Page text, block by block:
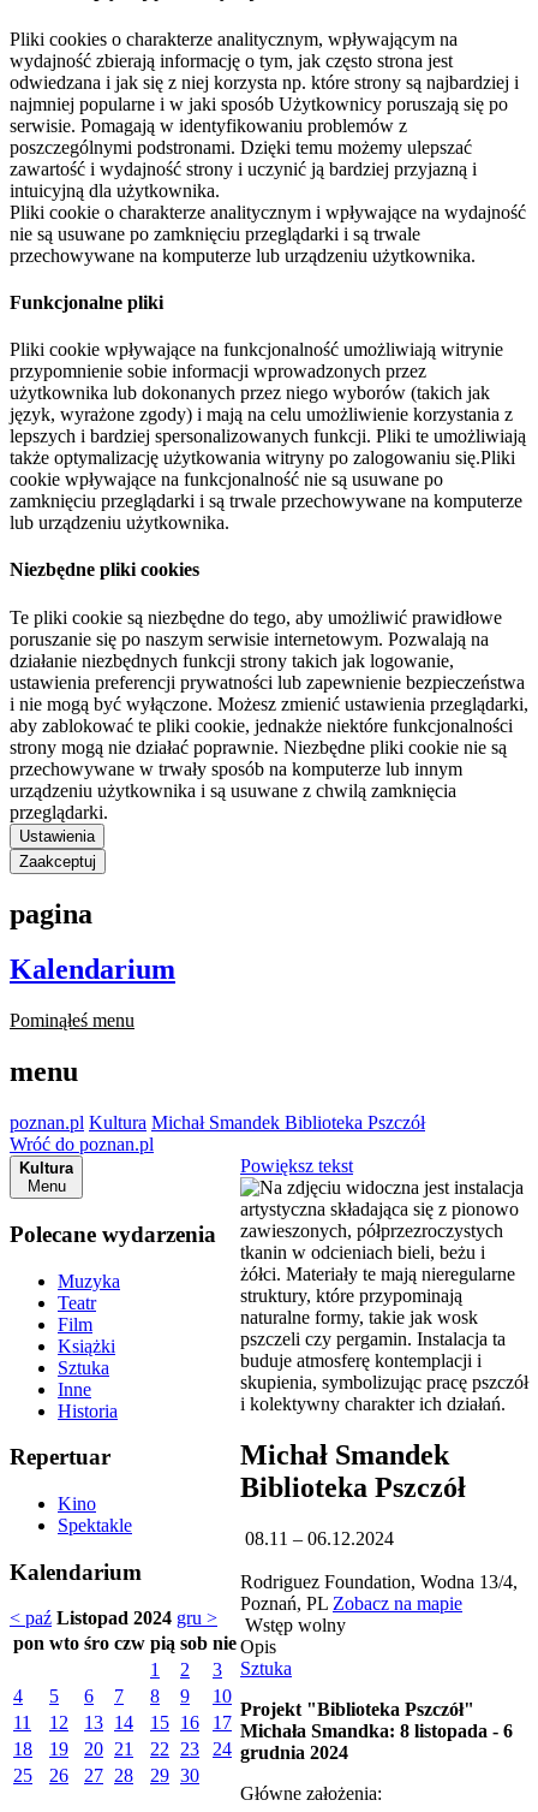
Pliki cookies o charakterze analitycznym, wpływającym na
wydajność zbierają informację o tym, jak często strona jest
odwiedzana i jak się z niej korzysta np. które strony są najbardziej i
najmniej popularne i w jaki sposób Użytkownicy poruszają się po
serwisie. Pomagają w identyfikowaniu problemów z
poszczególnymi podstronami. Dzięki temu możemy ulepszać
zawartość i wydajność strony i uczynić ją bardziej przyjazną i
intuicyjną dla użytkownika.
Pliki cookie o charakterze analitycznym i wpływające na wydajność
nie są usuwane po zamknięciu przeglądarki i są trwale
przechowywane na komputerze lub urządzeniu użytkownika.
Funkcjonalne pliki
Pliki cookie wpływające na funkcjonalność umożliwiają witrynie
przypomnienie sobie informacji wprowadzonych przez
użytkownika lub dokonanych przez niego wyborów (takich jak
język, wyrażone zgody) i mają na celu umożliwienie korzystania z
lepszych i bardziej spersonalizowanych funkcji. Pliki te umożliwiają
także optymalizację użytkowania witryny po zalogowaniu się.Pliki
cookie wpływające na funkcjonalność nie są usuwane po
zamknięciu przeglądarki i są trwale przechowywane na komputerze
lub urządzeniu użytkownika.
Niezbędne pliki cookies
Te pliki cookie są niezbędne do tego, aby umożliwić prawidłowe
poruszanie się po naszym serwisie internetowym. Pozwalają na
działanie niezbędnych funkcji strony takich jak logowanie,
ustawienia preferencji prywatności lub zapewnienie bezpieczeństwa
i nie mogą być wyłączone. Możesz zmienić ustawienia przeglądarki,
aby zablokować te pliki cookie, jednakże niektóre funkcjonalności
strony mogą nie działać poprawnie. Niezbędne pliki cookie nie są
przechowywane w trwały sposób na komputerze lub innym
urządzeniu użytkownika i są usuwane z chwilą zamknięcia
przeglądarki.
Ustawienia
Zaakceptuj
pagina
Kalendarium
Pominąłeś menu
menu
poznan.pl Kultura Michał Smandek Biblioteka Pszczół
Wróć do poznan.pl
Kultura
Menu
Polecane wydarzenia
Muzyka
Teatr
Film
Książki
Sztuka
Inne
Historia
Repertuar
Kino
Spektakle
Kalendarium
< paź Listopad 2024 gru >
pon wto śro czw pią sob nie
1
2
3
4
5 6 7 8 9
10
11
12 13 14 15 16
17
18
19 20 21 22 23
24
25
26 27 28 29 30
Powiększ tekst
Michał Smandek
Biblioteka Pszczół
08.11 – 06.12.2024
Rodriguez Foundation, Wodna 13/4,
Poznań, PL Zobacz na mapie
Wstęp wolny
Opis
Sztuka
Projekt "Biblioteka Pszczół"
Michała Smandka: 8 listopada - 6
grudnia 2024
Główne założenia: